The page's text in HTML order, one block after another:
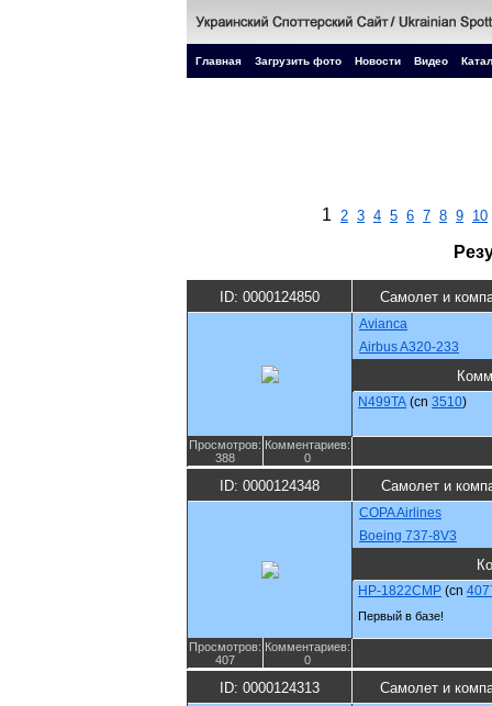
Главная Загрузить фото Новости Видео
1 2 3 4 5 6 7 8 9 10
ID: 0000124850 Самолет и
Avianca
Airbus A320-233
N499TA (cn 3510)
Просмотров:
388
Комментариев:
0
ID: 0000124348 Самолет и
COPA Airlines
Boeing 737-8V3
HP-1822CMP (cn
Первый в базе!
Просмотров:
407
Комментариев:
0
ID: 0000124313 Самолет и